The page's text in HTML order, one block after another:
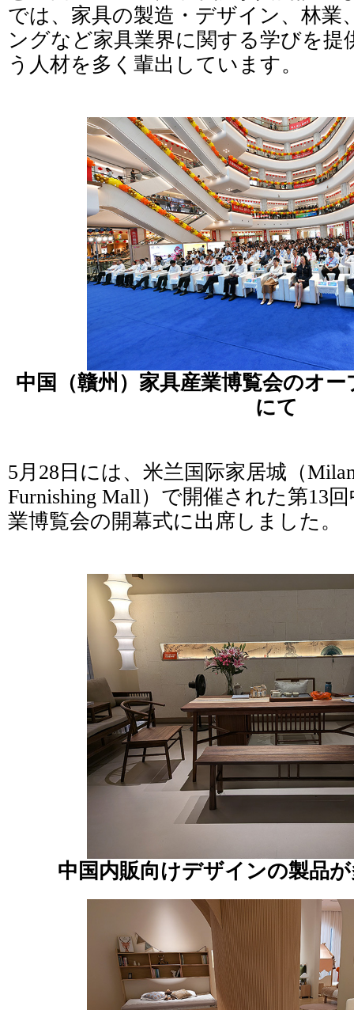
では、家具の製造・デザイン、林業
ングなど家具業界に関する学びを提
う人材を多く輩出しています。
中国（贛州）家具産業博覧会のオ
にて
5月28日には、米兰国际家居城（
Furnishing Mall）で開催された第13
業博覧会の開幕式に出席しました。
中国内販向けデザインの製品